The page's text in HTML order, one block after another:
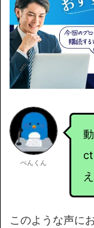
ぺんくん
このような声に